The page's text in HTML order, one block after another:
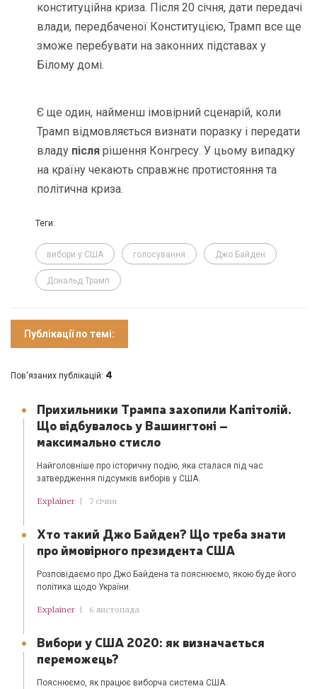
конституційна криза. Після 20 січня, дати передачі
влади, передбаченої Конституцією, Трамп все ще
зможе перебувати на законних підставах у
Білому домі.
Є ще один, найменш імовірний сценарій, коли
Трамп відмовляється визнати поразку і передати
владу після рішення Конгресу. У цьому випадку
на країну чекають справжнє протистояння та
політична криза.
Теги:
вибори у США голосування Джо Байден
Дональд Трамп
Публікації по темі:
Пов'язаних публікацій: 4
Прихильники Трампа захопили Капітолій.
Що відбувалось у Вашингтоні –
максимально стисло
Найголовніше про історичну подію, яка сталася під час
затвердження підсумків виборів у США.
Explainer 7 січня
Хто такий Джо Байден? Що треба знати
про ймовірного президента США
Розповідаємо про Джо Байдена та пояснюємо, якою буде його
політика щодо України.
Explainer 6 листопада
Вибори у США 2020: як визначається
переможець?
Пояснюємо, як працює виборча система США.